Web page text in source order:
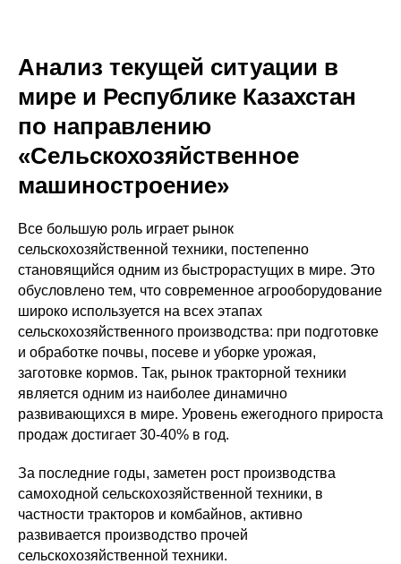
Анализ текущей ситуации в
мире и Республике Казахстан
по направлению
«Сельскохозяйственное
машиностроение»
Все большую роль играет рынок
сельскохозяйственной техники, постепенно
становящийся одним из быстрорастущих в мире. Это
обусловлено тем, что современное агрооборудование
широко используется на всех этапах
сельскохозяйственного производства: при подготовке
и обработке почвы, посеве и уборке урожая,
заготовке кормов. Так, рынок тракторной техники
является одним из наиболее динамично
развивающихся в мире. Уровень ежегодного прироста
продаж достигает 30-40% в год.
За последние годы, заметен рост производства
самоходной сельскохозяйственной техники, в
частности тракторов и комбайнов, активно
развивается производство прочей
сельскохозяйственной техники.